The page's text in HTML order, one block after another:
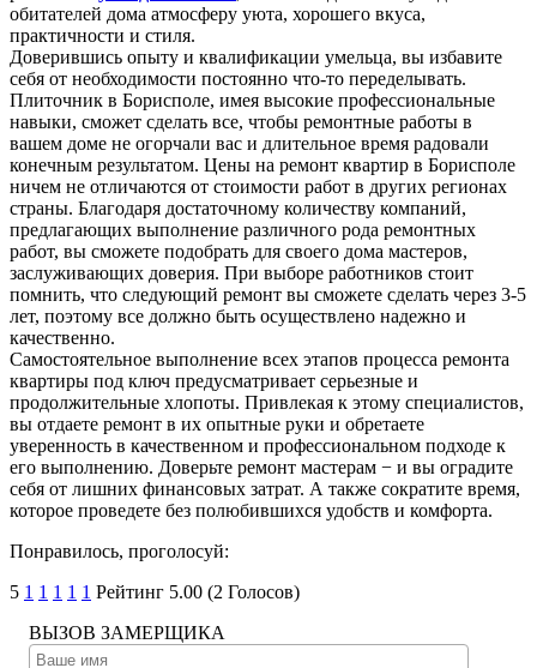
обитателей дома атмосферу уюта, хорошего вкуса,
практичности и стиля.
Доверившись опыту и квалификации умельца, вы избавите
себя от необходимости постоянно что-то переделывать.
Плиточник в Борисполе, имея высокие профессиональные
навыки, сможет сделать все, чтобы ремонтные работы в
вашем доме не огорчали вас и длительное время радовали
конечным результатом. Цены на ремонт квартир в Борисполе
ничем не отличаются от стоимости работ в других регионах
страны. Благодаря достаточному количеству компаний,
предлагающих выполнение различного рода ремонтных
работ, вы сможете подобрать для своего дома мастеров,
заслуживающих доверия. При выборе работников стоит
помнить, что следующий ремонт вы сможете сделать через 3-5
лет, поэтому все должно быть осуществлено надежно и
качественно.
Самостоятельное выполнение всех этапов процесса ремонта
квартиры под ключ предусматривает серьезные и
продолжительные хлопоты. Привлекая к этому специалистов,
вы отдаете ремонт в их опытные руки и обретаете
уверенность в качественном и профессиональном подходе к
его выполнению. Доверьте ремонт мастерам − и вы оградите
себя от лишних финансовых затрат. А также сократите время,
которое проведете без полюбившихся удобств и комфорта.
Понравилось, проголосуй:
5 1 1 1 1 1 Рейтинг 5.00 (2 Голосов)
­ВЫЗОВ ЗАМЕРЩИКА